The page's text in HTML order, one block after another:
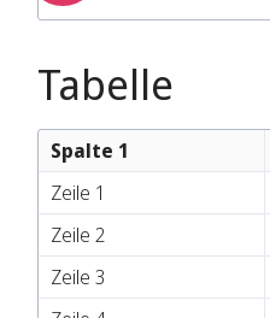
Tabelle
Spalte 1
Zeile 1
Zeile 2
Zeile 3